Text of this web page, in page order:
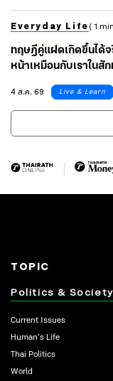
Everyday Life ( 1
ทฤษฎีคู่แฝดเกิดขึ้นได้จ
หน้าเหมือนกับเราในสั
4 ส.ค. 69
Live & Learn
TOPIC
Politics & Society
Current Issues
Human’s Life
Thai Politics
World